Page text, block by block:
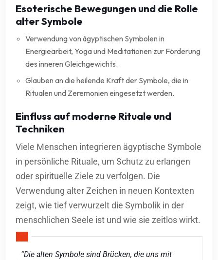
Esoterische Bewegungen und die Rolle
alter Symbole
Verwendung von ägyptischen Symbolen in
Energiearbeit, Yoga und Meditationen zur Förderung
des inneren Gleichgewichts.
Glauben an die heilende Kraft der Symbole, die in
Ritualen und Zeremonien eingesetzt werden.
Einfluss auf moderne Rituale und
Techniken
Viele Menschen integrieren ägyptische Symbole
in persönliche Rituale, um Schutz zu erlangen
oder spirituelle Ziele zu verfolgen. Die
Verwendung alter Zeichen in neuen Kontexten
zeigt, wie tief verwurzelt die Symbolik in der
menschlichen Seele ist und wie sie zeitlos wirkt.
“Die alten Symbole sind Brücken, die uns mit